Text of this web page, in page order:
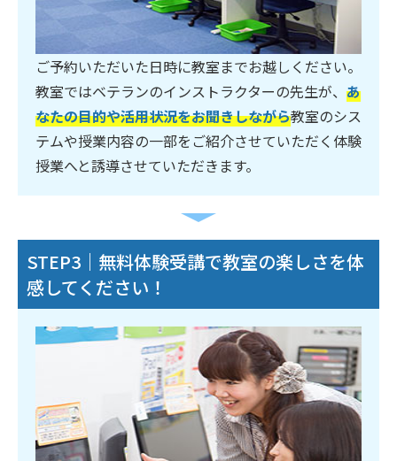
ご予約いただいた日時に教室までお越しください。
教室ではベテランのインストラクターの先生が、 あ
なたの目的や活用状況をお聞きしながら教室のシス
テムや授業内容の一部をご紹介させていただく体験
授業へと誘導させていただきます。
STEP3｜無料体験受講で教室の楽しさを体
感してください！